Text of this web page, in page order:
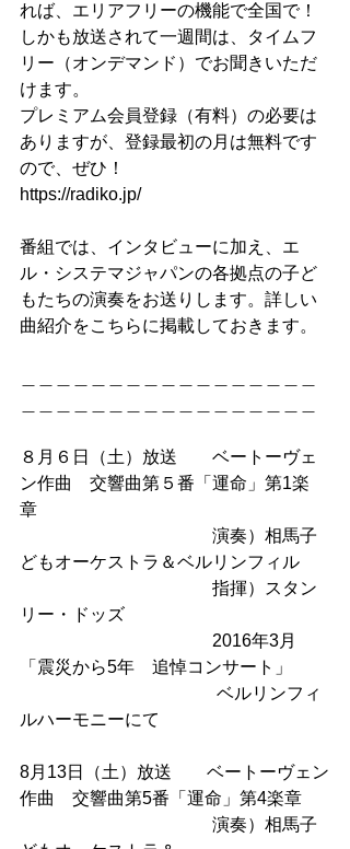
れば、エリアフリーの機能で全国で！
しかも放送されて一週間は、タイムフ
リー（オンデマンド）でお聞きいただ
けます。
プレミアム会員登録（有料）の必要は
ありますが、登録最初の月は無料です
ので、ぜひ！
https://radiko.jp/
番組では、インタビューに加え、エ
ル・システマジャパンの各拠点の子ど
もたちの演奏をお送りします。詳しい
曲紹介をこちらに掲載しておきます。
８月６日（土）放送　　ベートーヴェ
ン作曲　交響曲第５番「運命」第1楽
章
演奏）相馬子
どもオーケストラ＆ベルリンフィル
指揮）スタン
リー・ドッズ
2016年3月
「震災から5年　追悼コンサート」
ベルリンフィ
ルハーモニーにて
8月13日（土）放送　　ベートーヴェン
作曲　交響曲第5番「運命」第4楽章
演奏）相馬子